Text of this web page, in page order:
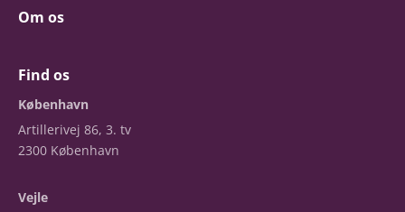
Om os
Find os
København
Artillerivej 86, 3. tv
2300 København
Vejle